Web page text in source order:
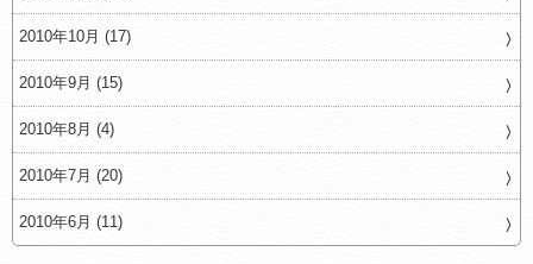
2010年10月 (17)
2010年9月 (15)
2010年8月 (4)
2010年7月 (20)
2010年6月 (11)